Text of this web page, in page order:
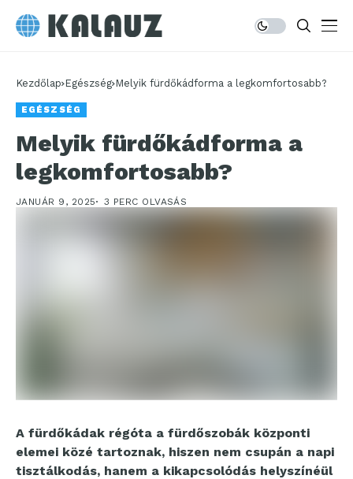
Kezdőlap Egészség Melyik fürdőkádforma a legkomfortosabb?
EGÉSZSÉG
Melyik fürdőkádforma a
legkomfortosabb?
JANUÁR 9, 2025 3 PERC OLVASÁS
A fürdőkádak régóta a fürdőszobák központi
elemei közé tartoznak, hiszen nem csupán a napi
tisztálkodás, hanem a kikapcsolódás helyszínéül